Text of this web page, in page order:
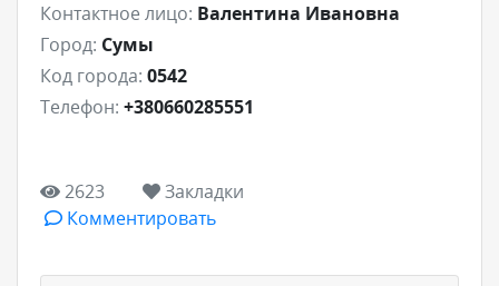
Контактное лицо: Валентина Ивановна
Город: Сумы
Код города: 0542
Телефон: +380660285551
2623
Закладки
Комментировать